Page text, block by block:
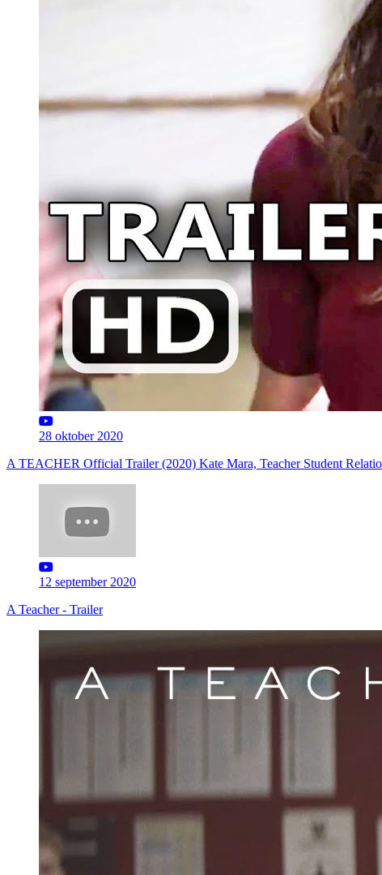
28 oktober 2020
A TEACHER Official Trailer (2020) Kate Mara, Teacher Student
12 september 2020
A Teacher - Trailer